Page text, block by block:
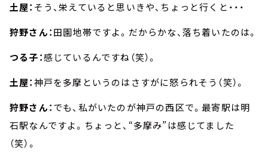
土屋： そう、栄えていると思いきや、ちょっと行くと・・・
狩野さん：田園地帯ですよ。だからかな、落ち着いたのは。
つる子：感じているんですね（笑）。
土屋：神戸を多摩というのはさすがに怒られそう（笑）。
狩野さん：でも、私がいたのが神戸の西区で。最寄駅は明
石駅なんですよ。ちょっと、“多摩み”は感じてました
（笑）。